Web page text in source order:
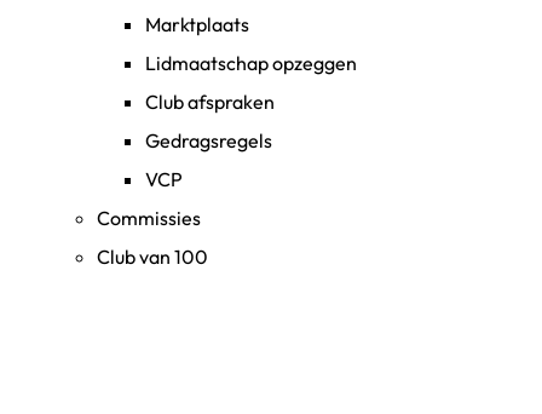
Marktplaats
Lidmaatschap opzeggen
Club afspraken
Gedragsregels
VCP
Commissies
Club van 100